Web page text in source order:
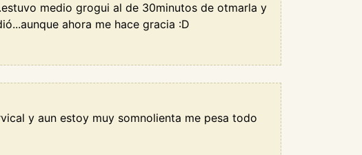
medio grogui al de 30minutos de otmarla y
ahora me hace gracia :D
y aun estoy muy somnolienta me pesa todo